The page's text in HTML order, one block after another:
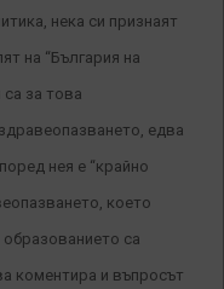
нека си признаят
на “България на
са за това
едва
нея е “крайно
което
са
коментира и въпросът